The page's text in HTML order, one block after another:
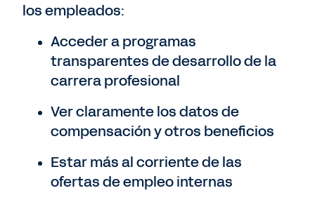
los empleados:
Acceder a programas
transparentes de desarrollo de la
carrera profesional
Ver claramente los datos de
compensación y otros beneficios
Estar más al corriente de las
ofertas de empleo internas